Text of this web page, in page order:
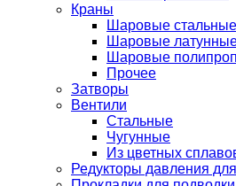
Краны
Шаровые
Шаровые
Шаровые
Прочее
Затворы
Вентили
Стальные
Чугунные
Из цветных
Редукторы давления